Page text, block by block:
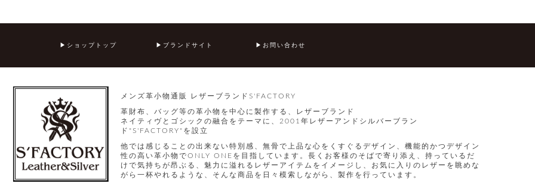
ショップトップ ブランドサイト お問い合わせ
メンズ革小物通販 レザーブランドS'FACTORY
革財布、バッグ等の革小物を中心に製作する、レザーブランド
ネイティヴとゴシックの融合をテーマに、2001年レザーアンドシルバーブラン
ド"S'FACTORY"を設立
他では感じることの出来ない特別感、無骨で上品な心をくすぐるデザイン、機能的かつデザイン
性の高い革小物でONLY ONEを目指しています。長くお客様のそばで寄り添え、持っているだ
けで気持ちが昂ぶる、魅力に溢れるレザーアイテムをイメージし、お気に入りのレザーを眺めな
がら一杯やれるような、そんな商品を日々模索しながら、製作を行っています。